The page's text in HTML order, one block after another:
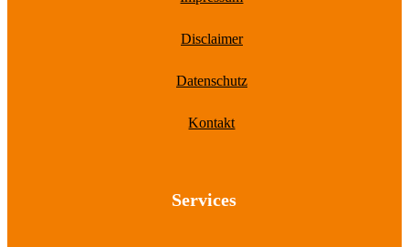
Disclaimer
Datenschutz
Kontakt
Services